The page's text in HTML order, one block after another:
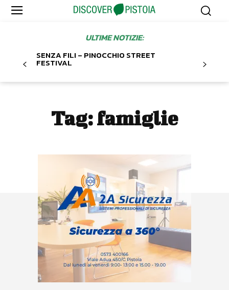
ULTIME NOTIZIE:
SENZA FILI – PINOCCHIO STREET
FESTIVAL
Tag:famiglie